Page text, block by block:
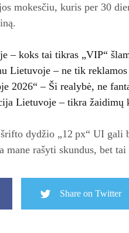
mokesčiu, kuris per 30
– koks tai tikras „VIP“
Lietuvoje – ne tik
2026“ – Ši realybė, ne
Lietuvoje – tikra žaidimų
dydžio „12 px“ UI gali
rašyti skundus, bet tai
Share on Twitter